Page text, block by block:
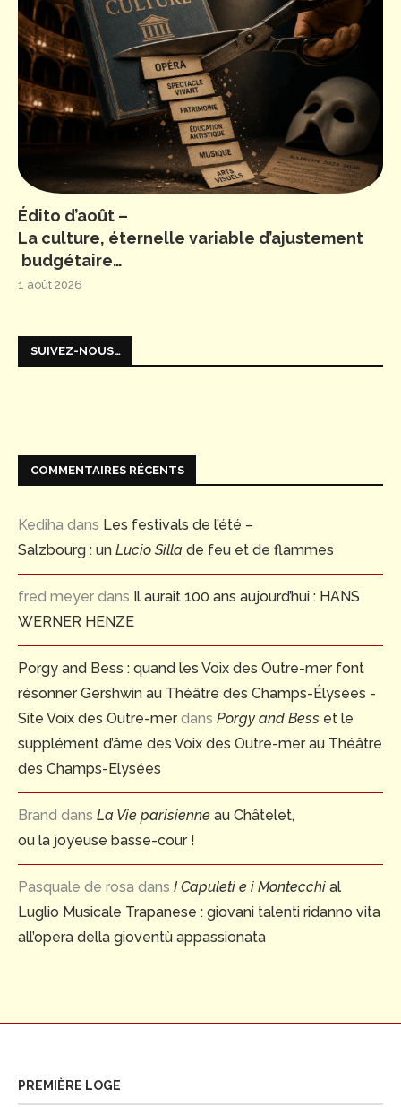
Édito d’août –
La culture, éternelle variable d’ajustement
budgétaire…
1 août 2026
SUIVEZ-NOUS…
COMMENTAIRES RÉCENTS
Kediha dans Les festivals de l’été –
Salzbourg : un Lucio Silla de feu et de flammes
fred meyer dans Il aurait 100 ans aujourd’hui : HANS
WERNER HENZE
Porgy and Bess : quand les Voix des Outre-mer font
résonner Gershwin au Théâtre des Champs-Élysées -
Site Voix des Outre-merdans Porgy and Bess et le
supplément d’âme des Voix des Outre-mer au Théâtre
des Champs-Elysées
Brand dans La Vie parisienne au Châtelet,
ou la joyeuse basse-cour !
Pasquale de rosa dans I Capuleti e i Montecchi al
Luglio Musicale Trapanese : giovani talenti ridanno vita
all’opera della gioventù appassionata
PREMIÈRE LOGE